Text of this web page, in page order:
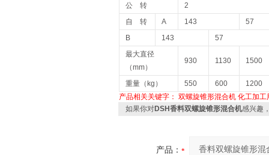
公 转
2
自 转
A 143
57
B
143
57
最大直径
（mm）
930 1130 1500
重量（kg） 550 600
1200
产品相关关键字： 双螺旋锥形混合机 化工加工
如果你对DSH香料双螺旋锥形混合机感兴趣
产品：